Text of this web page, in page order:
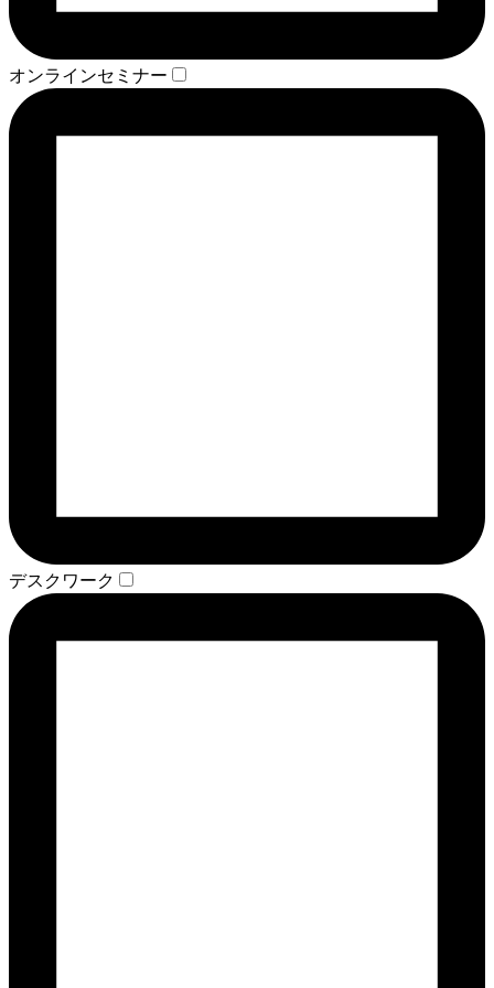
オンラインセミナー
デスクワーク